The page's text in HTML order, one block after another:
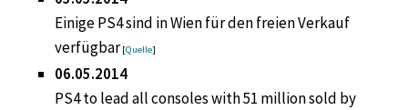
Einige PS4 sind in Wien für den freien Verkauf
verfügbar[Quelle]
06.05.2014
PS4 to lead all consoles with 51 million sold by